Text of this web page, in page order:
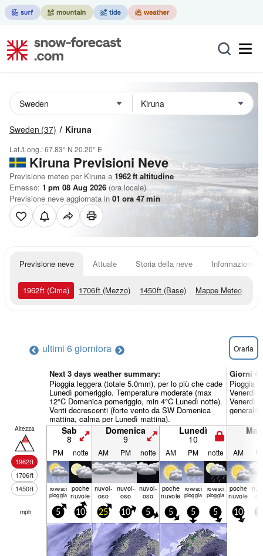
Sweden (37) Kiruna
Lat./Long.:67.83° N 20.20° E
Kiruna Previsioni Neve
Previsione meteo per Kiruna a 1962ft altitudine
Emesso: 1 pm 08 Aug 2026 (ora locale)
Previsione neve aggiornata in 01 ora 46min
Previsione neve Attuale Storia della neve Informazioni
1962ft (Cima) 1706ft (Mezzo) 1450ft (Base) Mappe Meteo
ultimi 6 giorniora Oraria
Next 3 days weather summary:
Pioggia leggera (totale 5.0mm), per lo più che cade
Lunedì pomeriggio. Temperature moderate (max
12°C Domenica pomeriggio, min 4°C Lunedì notte).
Venti decrescenti (forte vento da SW Domenica
mattina, calma per Lunedì mattina).
Giorni
Pioggia
Venerdì
Venerdì
Altezza
1962ft
1706ft
1450ft
Sab
8
Domenica
9
Lunedì
10
PM notte AM PM notte AM PM notte AM
rovesci
pioggia
poche
nuvole
nuvol-
oso
nuvol-
oso
nuvol-
oso
poche
nuvole
rovesci
pioggia
rovesci
pioggia
poche
nuvole
mph 5 10 25 10 5 5 5 5 10